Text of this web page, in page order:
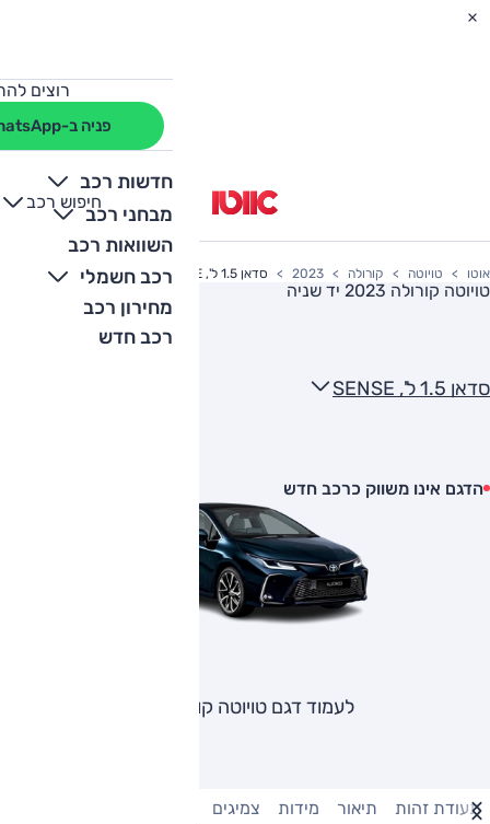
רוצים
פניה ב-WhatsApp
חדשות רכב
מבחני רכב
השוואות רכב
רכב חשמלי
מחירון רכב
רכב חדש
חיפוש רכב
+
-
אוטו טויוטה קורולה 2023 סדאן 1.5 ל', SENSE
טויוטה קורולה 2023 יד שניה
סדאן 1.5 ל', SENSE
הדגם אינו משווק כרכב חדש
לעמוד דגם טויוטה קורולה
תעודת זהות תיאור מידות צמיגים